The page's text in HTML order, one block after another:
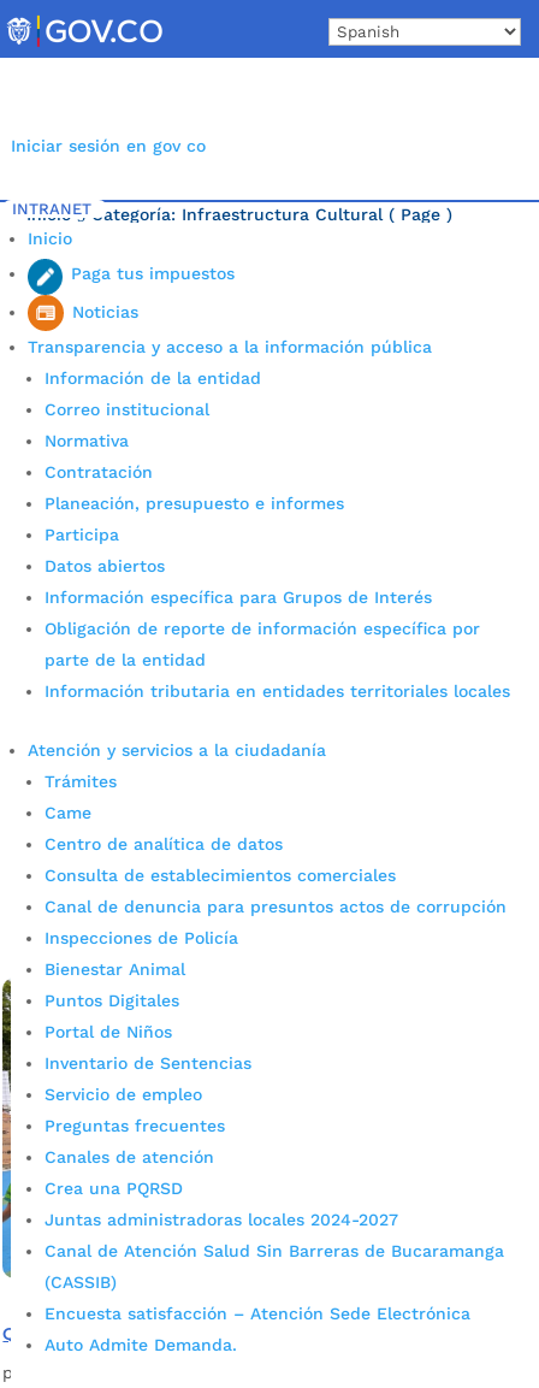
to
content
Iniciar sesión en gov co
INTRANET
Inicio
Paga tus impuestos
Noticias
Transparencia y acceso a la información pública
Información de la entidad
Correo institucional
Normativa
Contratación
Planeación, presupuesto e informes
Participa
Datos abiertos
Información específica para Grupos de Interés
Obligación de reporte de información específica por
parte de la entidad
Información tributaria en entidades territoriales locales
Atención y servicios a la ciudadanía
Trámites
Came
Centro de analítica de datos
Consulta de establecimientos comerciales
Canal de denuncia para presuntos actos de corrupción
Inspecciones de Policía
Bienestar Animal
Puntos Digitales
Portal de Niños
Inventario de Sentencias
Servicio de empleo
Preguntas frecuentes
Canales de atención
Crea una PQRSD
Juntas administradoras locales 2024-2027
Canal de Atención Salud Sin Barreras de Bucaramanga
(CASSIB)
Encuesta satisfacción – Atención Sede Electrónica
Auto Admite Demanda.
Inicio 5 Categoría: Infraestructura Cultural ( Page )
Última noticia.
Bucaramanga fortalece la
inclusión con la tercera sesión
del Comité Municipal de
Discapacidad
Portilla, se continúan fortaleciendo los espacios de
participación ciudadana para garantizar los derechos de
las personas con discapacidad. La...
leer más
Quedó remodelada la cancha del barrio Porvenir
por